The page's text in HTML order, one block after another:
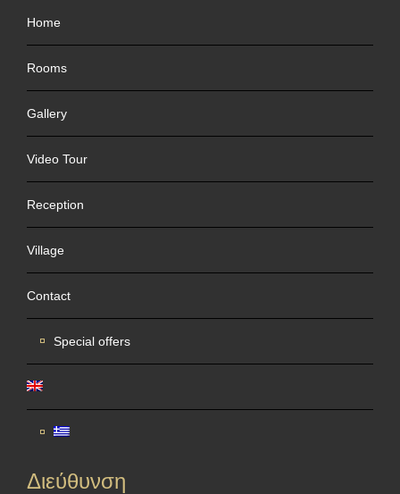
Home
Rooms
Gallery
Video Tour
Reception
Village
Contact
Special offers
Διεύθυνση